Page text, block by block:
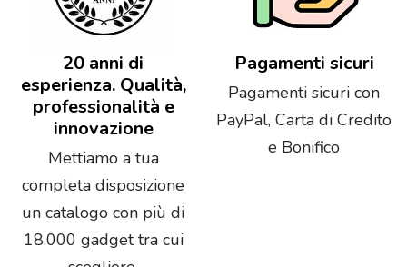
20 anni di
esperienza. Qualità,
professionalità e
innovazione
Mettiamo a tua
completa disposizione
un catalogo con più di
18.000 gadget tra cui
Pagamenti sicuri
Pagamenti sicuri con
PayPal, Carta di Credito
e Bonifico